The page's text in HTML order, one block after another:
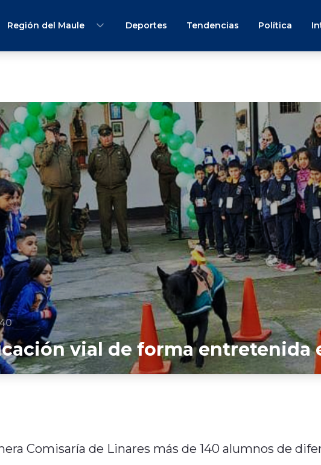
Región del Maule Deportes Tendencias Política
vial de forma entretenida
Comisaría de Linares más de 140 alumnos de